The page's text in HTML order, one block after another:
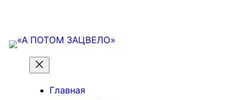
Главная